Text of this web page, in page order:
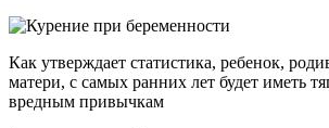
Как утверждает статистика, ребенок,
матери, с самых ранних лет будет иметь
вредным привычкам